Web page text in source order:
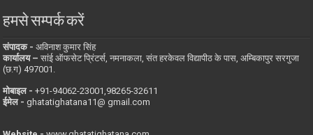
हमसे सम्पर्क करें
संपादक -अविनाश कुमार सिंह
कार्यालय –सांई ऑफसेट प्रिंटर्स, नमनाकला, संत हरकेवल विद्यापीठ के पास, अम्बिकापुर सरगुजा
(छ.ग) 497001.
मोबाइल - ‪+91-94062-23001‬,98265-32611
ईमेल -ghatatighatana11@ gmail.com